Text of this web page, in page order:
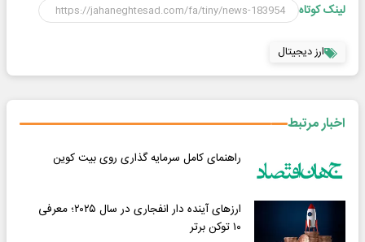
لینک کوتاه
ارز دیجیتال
اخبار مرتبط
راهنمای کامل سرمایه گذاری روی بیت کوین
ارزهای آینده دار انفجاری در سال ۲۰۲۵؛ معرفی
۱۰ توکن برتر